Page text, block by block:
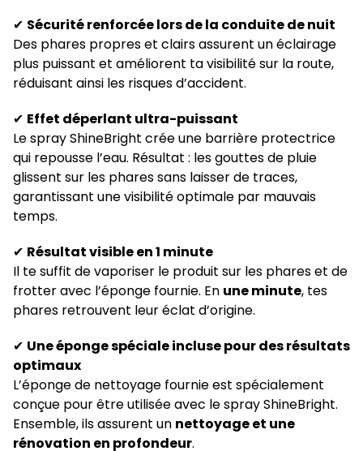
✔ Sécurité renforcée lors de la conduite de nuit
Des phares propres et clairs assurent un éclairage
plus puissant et améliorent ta visibilité sur la route,
réduisant ainsi les risques d’accident.
✔ Effet déperlant ultra-puissant
Le spray ShineBright crée une barrière protectrice
qui repousse l’eau. Résultat : les gouttes de pluie
glissent sur les phares sans laisser de traces,
garantissant une visibilité optimale par mauvais
temps.
✔ Résultat visible en 1 minute
Il te suffit de vaporiser le produit sur les phares et de
frotter avec l’éponge fournie. En une minute, tes
phares retrouvent leur éclat d’origine.
✔ Une éponge spéciale incluse pour des résultats
optimaux
L’éponge de nettoyage fournie est spécialement
conçue pour être utilisée avec le spray ShineBright.
Ensemble, ils assurent un nettoyage et une
rénovation en profondeur.